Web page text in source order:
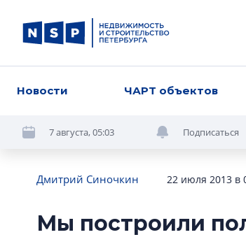
Новости ЧАРТ объектов
7 августа, 05:03 Подписаться
Дмитрий Синочкин 22 июля 2013 в
Мы построили